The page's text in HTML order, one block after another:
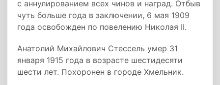
с аннулированием всех чинов и наград. Отбыв
чуть больше года в заключении, 6 мая 1909
года освобожден по повелению Николая II.
Анатолий Михайлович Стессель умер 31
января 1915 года в возрасте шестидесяти
шести лет. Похоронен в городе Хмельник.